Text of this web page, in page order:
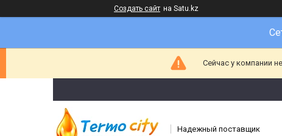
Создать сайт на Satu.kz
Сейчас у компании
Надежный поставщик